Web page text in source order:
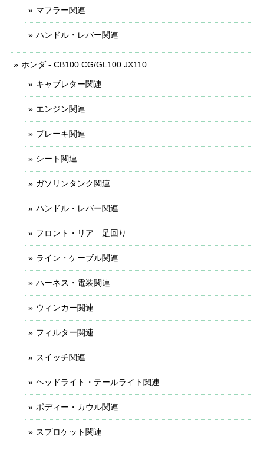
マフラー関連
ハンドル・レバー関連
ホンダ - CB100 CG/GL100 JX110
キャブレター関連
エンジン関連
ブレーキ関連
シート関連
ガソリンタンク関連
ハンドル・レバー関連
フロント・リア 足回り
ライン・ケーブル関連
ハーネス・電装関連
ウィンカー関連
フィルター関連
スイッチ関連
ヘッドライト・テールライト関連
ボディー・カウル関連
スプロケット関連